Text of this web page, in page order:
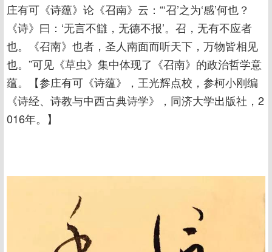
庄有可《诗蕴》论《召南》云：“‘召’之为‘感’何也？
《诗》曰：‘无言不讎，无德不报’。召，无有不应者
也。《召南》也者，圣人南面而听天下，万物皆相见
也。”可见《草虫》集中体现了《召南》的政治哲学意
蕴。【参庄有可《诗蕴》，王光辉点校，参柯小刚编
《诗经、诗教与中西古典诗学》，同济大学出版社，2
016年。】